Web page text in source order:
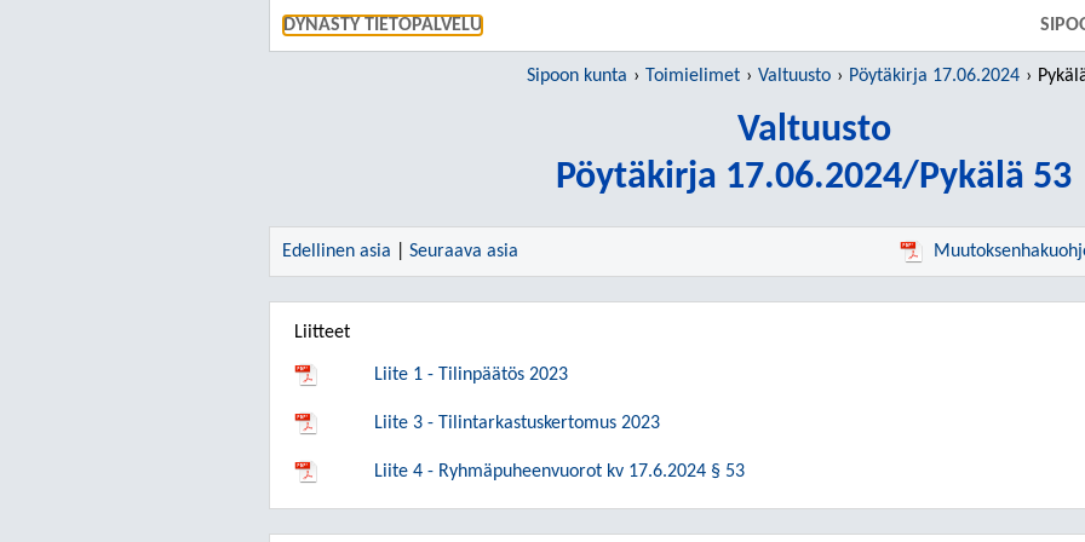
DYNASTY TIETOPALVELU
Sipoon kunta Toimielimet Valtuusto Pöytäkirja 17.06.2024
Valtuusto
Pöytäkirja 17.06.2024/Pykälä 53
Edellinen asia Seuraava asia
Liitteet
Liite 1 - Tilinpäätös 2023
Liite 3 - Tilintarkastuskertomus 2023
Liite 4 - Ryhmäpuheenvuorot kv 17.6.2024 § 53